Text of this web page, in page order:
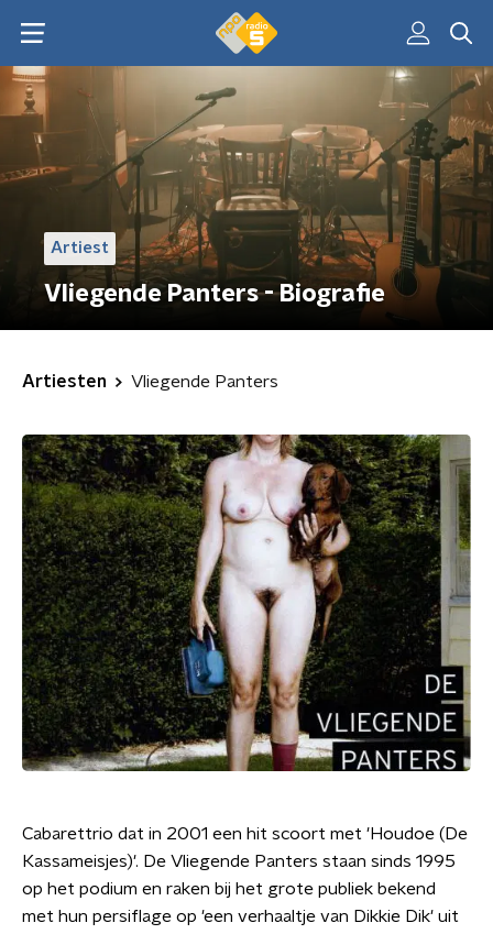
Artiest
Vliegende Panters - Biografie
Artiesten Vliegende Panters
Cabarettrio dat in 2001 een hit scoort met 'Houdoe (De
Kassameisjes)'. De Vliegende Panters staan sinds 1995
op het podium en raken bij het grote publiek bekend
met hun persiflage op 'een verhaaltje van Dikkie Dik' uit